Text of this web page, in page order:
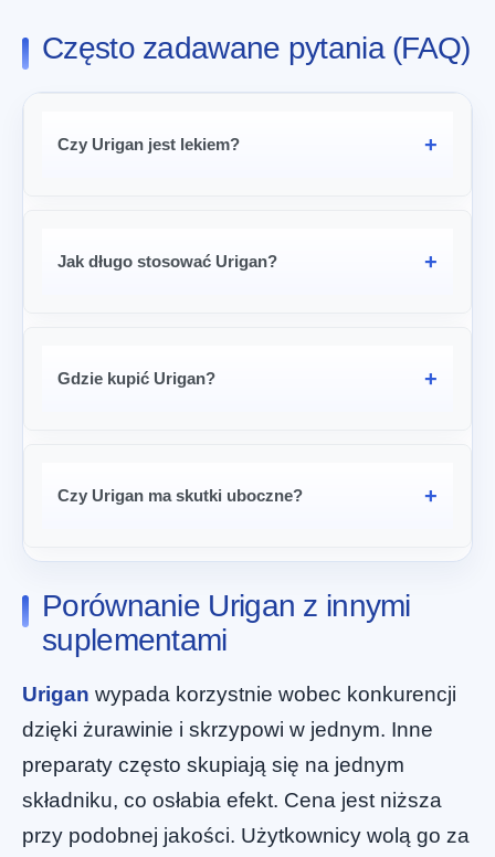
Często zadawane pytania (FAQ)
Czy Urigan jest lekiem?
Jak długo stosować Urigan?
Gdzie kupić Urigan?
Czy Urigan ma skutki uboczne?
Porównanie Urigan z innymi
suplementami
Urigan wypada korzystnie wobec konkurencji
dzięki żurawinie i skrzypowi w jednym. Inne
preparaty często skupiają się na jednym
składniku, co osłabia efekt. Cena jest niższa
przy podobnej jakości. Użytkownicy wolą go za